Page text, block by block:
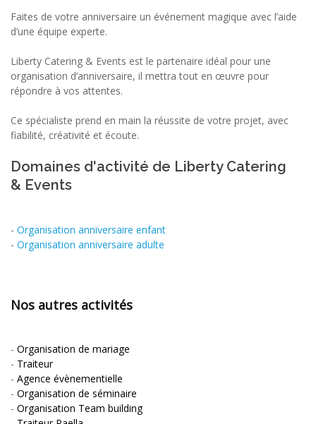
Faites de votre anniversaire un événement magique avec l’aide
d’une équipe experte.
Liberty Catering & Events est le partenaire idéal pour une
organisation d’anniversaire, il mettra tout en œuvre pour
répondre à vos attentes.
Ce spécialiste prend en main la réussite de votre projet, avec
fiabilité, créativité et écoute.
Domaines d'activité de Liberty Catering
& Events
- Organisation anniversaire enfant
- Organisation anniversaire adulte
Nos autres activités
- Organisation de mariage
- Traiteur
- Agence évènementielle
- Organisation de séminaire
- Organisation Team building